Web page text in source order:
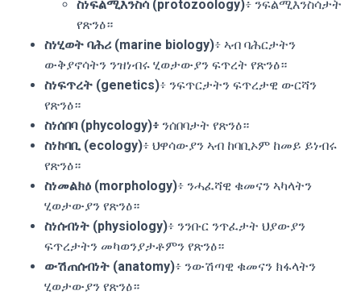
ስነፍልሚእንስሳ (protozoology)፥ ንፍልሚእንስሳታት
የጽንዕ።
ስነሂወት ባሕሪ (marine biology)፥ ኣብ ባሕርታትን
ውቅያኖሳትን ንዝነብሩ ሂወታውያን ፍጥረት የጽንዕ።
ስነፍጥረት (genetics)፥ ንፍጥርታትን ፍጥረታዊ ውርሻን
የጽንዕ።
ስነሰበባ (phycology)፥ ንሰበባታት የጽንዕ።
ስነከባቢ (ecology)፥ ህዋሳውያን ኣብ ከባቢኦም ከመይ ይነብሩ
የጽንዕ።
ስነመልክዕ (morphology)፥ ንሓፈሻዊ ቁመናን ኣካላትን
ሂወታውያን የጽንዕ።
ስነሰብነት (physiology)፥ ንንቡር ንጥፈታት ህያውያን
ፍጥረታትን መካወንያታቶምን የጽንዕ።
ውሽጠሰብነት (anatomy)፥ ንውሽጣዊ ቁመናን ክፋላትን
ሂወታውያን የጽንዕ።